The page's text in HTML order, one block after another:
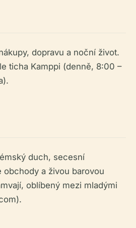
dopravu a noční život.
ticha Kamppi (denně, 8:00 –
duch, secesní
obchody a živou barovou
oblíbený mezi mladými